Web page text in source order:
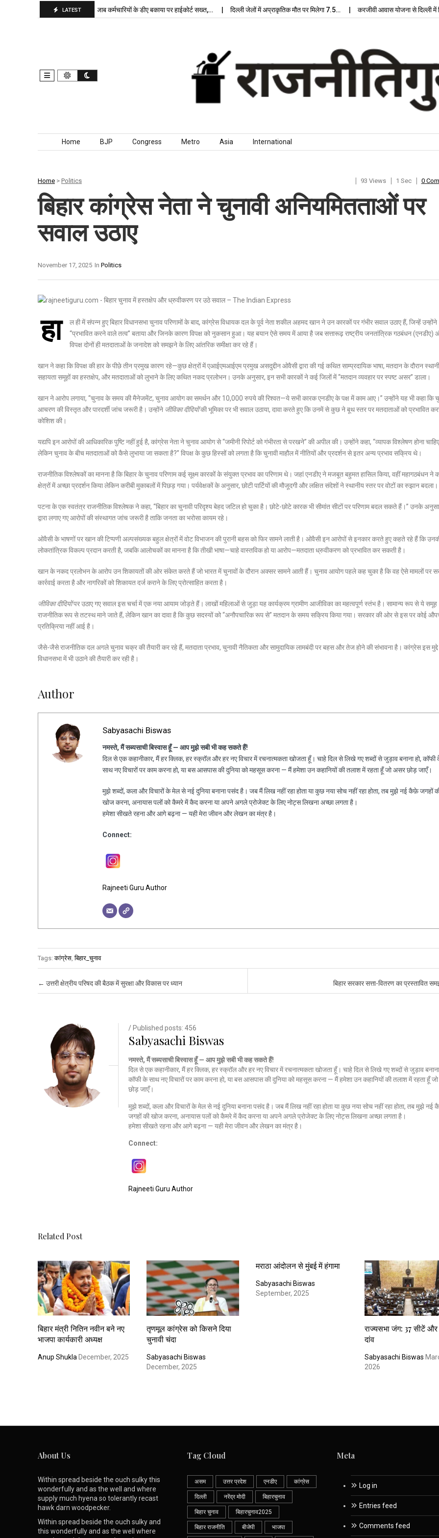
LATEST
बरकरार, बांकीपुर में… पंजाब कर्मचारियों के डीए बकाया पर हाईकोर्ट सख्त,… दिल्ली जेलों में अप्राकृतिक मौत पर मिलेगा 7.5… करजीवी आवास योजना से दिल्ली में
Skip to content
Home BJP Congress Metro Asia International
Home > Politics 93 Views 1 Sec 0
बिहार कांग्रेस नेता ने चुनावी अनियमितताओं पर
सवाल उठाए
In Politics
November 17, 2025
हा
ल ही में संपन्न हुए बिहार विधानसभा चुनाव परिणामों के बाद, कांग्रेस विधायक दल के पूर्व नेता शकील अहमद खान ने उन कारकों पर गंभीर सवाल उठाए हैं, जिन्हें उन्होंने
“प्रभावित करने वाले तत्व” बताया और जिनके कारण विपक्ष को नुकसान हुआ। यह बयान ऐसे समय में आया है जब सत्तारूढ़ राष्ट्रीय जनतांत्रिक गठबंधन (एनडीए)
विपक्ष दोनों ही मतदाताओं के जनादेश को समझने के लिए आंतरिक समीक्षा कर रहे हैं।
खान ने कहा कि विपक्ष की हार के पीछे तीन प्रमुख कारण रहे—कुछ क्षेत्रों में एआईएमआईएम प्रमुख असदुद्दीन ओवैसी द्वारा की गई कथित साम्प्रदायिक भाषा, मतदान के दौरान
सहायता समूहों का हस्तक्षेप, और मतदाताओं को लुभाने के लिए कथित नकद प्रलोभन। उनके अनुसार, इन सभी कारकों ने कई जिलों में “मतदान व्यवहार पर स्पष्ट असर” डाला।
खान ने आरोप लगाया, “चुनाव के समय की मैनेजमेंट, चुनाव आयोग का समर्थन और 10,000 रुपये की रिश्वत—ये सभी कारक एनडीए के पक्ष में काम आए।” उन्होंने यह भी कहा कि
आचरण की विस्तृत और पारदर्शी जांच जरूरी है। उन्होंने जीविका दीदियोंकी भूमिका पर भी सवाल उठाया, दावा करते हुए कि उनमें से कुछ ने बूथ स्तर पर मतदाताओं को प्रभावित
कोशिश की।
यद्यपि इन आरोपों की आधिकारिक पुष्टि नहीं हुई है, कांग्रेस नेता ने चुनाव आयोग से “जमीनी रिपोर्ट को गंभीरता से परखने” की अपील की। उन्होंने कहा, “व्यापक विश्लेषण होना
लेकिन चुनाव के बीच मतदाताओं को कैसे लुभाया जा सकता है?” विपक्ष के कुछ हिस्सों को लगता है कि चुनावी माहौल में नीतियों और प्रदर्शन से इतर अन्य प्रभाव सक्रिय थे।
राजनीतिक विश्लेषकों का मानना है कि बिहार के चुनाव परिणाम कई सूक्ष्म कारकों के संयुक्त प्रभाव का परिणाम थे। जहां एनडीए ने मजबूत बहुमत हासिल किया, वहीं महागठबंधन ने
क्षेत्रों में अच्छा प्रदर्शन किया लेकिन करीबी मुकाबलों में पिछड़ गया। पर्यवेक्षकों के अनुसार, छोटी पार्टियों की मौजूदगी और लक्षित संदेशों ने स्थानीय स्तर पर वोटों का रुझान बदला।
पटना के एक स्वतंत्र राजनीतिक विश्लेषक ने कहा, “बिहार का चुनावी परिदृश्य बेहद जटिल हो चुका है। छोटे-छोटे कारक भी सीमांत सीटों पर परिणाम बदल सकते हैं।” उनके
द्वारा लगाए गए आरोपों की संस्थागत जांच जरूरी है ताकि जनता का भरोसा कायम रहे।
ओवैसी के भाषणों पर खान की टिप्पणी अल्पसंख्यक बहुल क्षेत्रों में वोट विभाजन की पुरानी बहस को फिर सामने लाती है। ओवैसी इन आरोपों से इनकार करते हुए कहते रहे हैं कि उनकी
लोकतांत्रिक विकल्प प्रदान करती है, जबकि आलोचकों का मानना है कि तीखी भाषा—चाहे वास्तविक हो या आरोप—मतदाता ध्रुवीकरण को प्रभावित कर सकती है।
खान के नकद प्रलोभन के आरोप उन शिकायतों की ओर संकेत करते हैं जो भारत में चुनावों के दौरान अक्सर सामने आती हैं। चुनाव आयोग पहले कह चुका है कि वह ऐसे मामलों पर
कार्रवाई करता है और नागरिकों को शिकायत दर्ज कराने के लिए प्रोत्साहित करता है।
जीविका दीदियोंपर उठाए गए सवाल इस चर्चा में एक नया आयाम जोड़ते हैं। लाखों महिलाओं से जुड़ा यह कार्यक्रम ग्रामीण आजीविका का महत्वपूर्ण स्तंभ है। सामान्य रूप से ये समूह
राजनीतिक रूप से तटस्थ माने जाते हैं, लेकिन खान का दावा है कि कुछ सदस्यों को “अनौपचारिक रूप से” मतदान के समय सक्रिय किया गया। सरकार की ओर से इस पर कोई
प्रतिक्रिया नहीं आई है।
जैसे-जैसे राजनीतिक दल अगले चुनाव चक्र की तैयारी कर रहे हैं, मतदाता प्रभाव, चुनावी नैतिकता और सामुदायिक लामबंदी पर बहस और तेज होने की संभावना है। कांग्रेस इस मुद्दे
विधानसभा में भी उठाने की तैयारी कर रही है।
Author
Sabyasachi Biswas
नमस्ते, मैं सब्यसाची बिस्वास हूँ — आप मुझे सबी भी कह सकते हैं!
दिल से एक कहानीकार, मैं हर क्लिक, हर स्क्रॉल और हर नए विचार में रचनात्मकता खोजता हूँ। चाहे दिल से लिखे गए शब्दों से जुड़ाव बनाना हो, कॉफी
साथ नए विचारों पर काम करना हो, या बस आसपास की दुनिया को महसूस करना — मैं हमेशा उन कहानियों की तलाश में रहता हूँ जो असर छोड़ जाएँ।
मुझे शब्दों, कला और विचारों के मेल से नई दुनिया बनाना पसंद है। जब मैं लिख नहीं रहा होता या कुछ नया सोच नहीं रहा होता, तब मुझे नई कैफ़े जगहों
खोज करना, अनायास पलों को कैमरे में कैद करना या अपने अगले प्रोजेक्ट के लिए नोट्स लिखना अच्छा लगता है।
हमेशा सीखते रहना और आगे बढ़ना — यही मेरा जीवन और लेखन का मंत्र है।
Connect:
Rajneeti Guru Author
Tags:कांग्रेस ,बिहार_चुनाव
Post navigation
← उत्तरी क्षेत्रीय परिषद की बैठक में सुरक्षा और विकास पर ध्यान बिहार सरकार सत्ता-वितरण का प्रस्तावित
/ Published posts: 456
Sabyasachi Biswas
नमस्ते, मैं सब्यसाची बिस्वास हूँ — आप मुझे सबी भी कह सकते हैं!
दिल से एक कहानीकार, मैं हर क्लिक, हर स्क्रॉल और हर नए विचार में रचनात्मकता खोजता हूँ। चाहे दिल से लिखे गए शब्दों से जुड़ाव
कॉफी के साथ नए विचारों पर काम करना हो, या बस आसपास की दुनिया को महसूस करना — मैं हमेशा उन कहानियों की तलाश में रहता हूँ
छोड़ जाएँ।
मुझे शब्दों, कला और विचारों के मेल से नई दुनिया बनाना पसंद है। जब मैं लिख नहीं रहा होता या कुछ नया सोच नहीं रहा होता, तब मुझे नई
जगहों की खोज करना, अनायास पलों को कैमरे में कैद करना या अपने अगले प्रोजेक्ट के लिए नोट्स लिखना अच्छा लगता है।
हमेशा सीखते रहना और आगे बढ़ना — यही मेरा जीवन और लेखन का मंत्र है।
Connect:
Rajneeti Guru Author
Related Post
बिहार मंत्री नितिन नवीन बने नए
भाजपा कार्यकारी अध्यक्ष
Anup Shukla December, 2025
तृणमूल कांग्रेस को किसने दिया
चुनावी चंदा
Sabyasachi Biswas
December, 2025
मराठा आंदोलन से मुंबई में हंगामा
Sabyasachi Biswas
September, 2025
राज्यसभा जंग: 37 सीटें और
दांव
Sabyasachi Biswas
2026
About Us
Within spread beside the ouch sulky this
wonderfully and as the well and where
supply much hyena so tolerantly recast
hawk darn woodpecker.
Within spread beside the ouch sulky and
this wonderfully and as the well where
Tag Cloud
असम उत्तर प्रदेश एनडीए कांग्रेस
दिल्ली नरेंद्र मोदी बिहारचुनाव
बिहार चुनाव बिहारचुनाव2025
बिहार राजनीति बीजेपी भाजपा
Meta
Log in
Entries feed
Comments feed